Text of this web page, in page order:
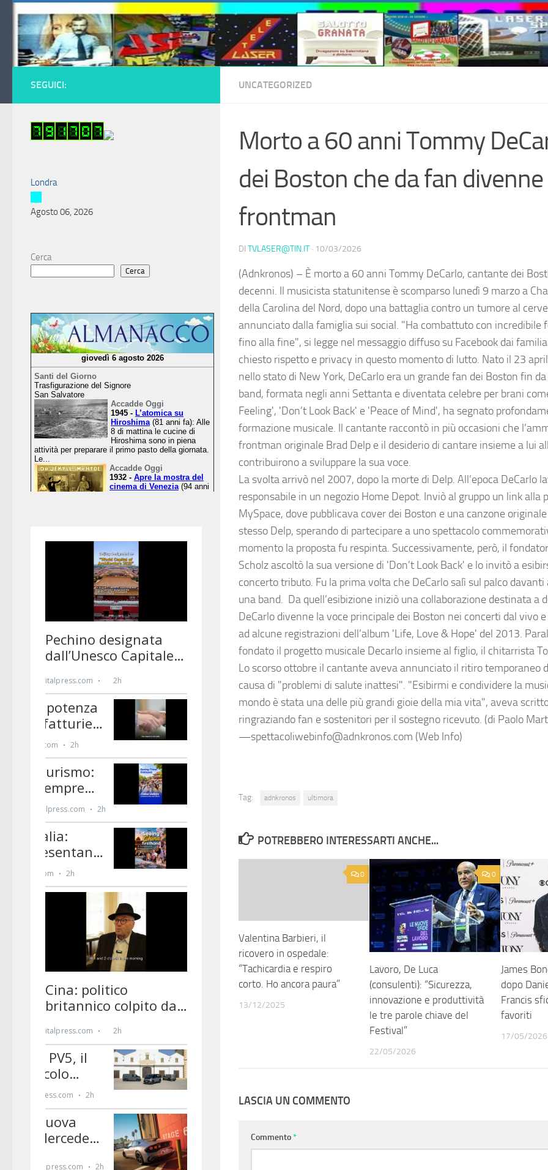
Salta al contenuto
UNCATEGORIZED
Morto a 60 anni Tommy
dei Boston che da fan divenne
frontman
DI TVLASER@TIN.IT · 10/03/2026
(Adnkronos) – È morto a 60 anni Tommy DeCarlo, cantante dei
decenni. Il musicista statunitense è scomparso lunedì 9 marzo a
della Carolina del Nord, dopo una battaglia contro un tumore al
annunciato dalla famiglia sui social. "Ha combattuto con incredibile
fino alla fine", si legge nel messaggio diffuso su Facebook dai
chiesto rispetto e privacy in questo momento di lutto. Nato il 23
nello stato di New York, DeCarlo era un grande fan dei Boston fin
band, formata negli anni Settanta e diventata celebre per brani
Feeling', 'Don’t Look Back' e 'Peace of Mind', ha segnato
formazione musicale. Il cantante raccontò in più occasioni che
frontman originale Brad Delp e il desiderio di cantare insieme a lui
contribuirono a sviluppare la sua voce.
La svolta arrivò nel 2007, dopo la morte di Delp. All’epoca DeCarlo
responsabile in un negozio Home Depot. Inviò al gruppo un link alla
MySpace, dove pubblicava cover dei Boston e una canzone
stesso Delp, sperando di partecipare a uno spettacolo
momento la proposta fu respinta. Successivamente, però, il
Scholz ascoltò la sua versione di 'Don’t Look Back' e lo invitò a
concerto tributo. Fu la prima volta che DeCarlo salì sul palco davanti
una band. Da quell’esibizione iniziò una collaborazione destinata a
DeCarlo divenne la voce principale dei Boston nei concerti dal vivo
ad alcune registrazioni dell’album 'Life, Love & Hope' del 2013.
fondato il progetto musicale Decarlo insieme al figlio, il chitarrista
Lo scorso ottobre il cantante aveva annunciato il ritiro temporaneo
causa di "problemi di salute inattesi". "Esibirmi e condividere la
mondo è stata una delle più grandi gioie della mia vita", aveva
ringraziando fan e sostenitori per il sostegno ricevuto. (di Paolo
—spettacoliwebinfo@adnkronos.com (Web Info)
Tag: adnkronos ultimora
POTREBBERO INTERESSARTI ANCHE...
0
Valentina Barbieri, il
ricovero in ospedale:
“Tachicardia e respiro
corto. Ho ancora paura”
13/12/2025
0
Lavoro, De Luca
(consulenti): “Sicurezza,
innovazione e produttività
le tre parole chiave del
Festival”
22/05/2026
James
dopo
Francis
favoriti
17/05/2026
LASCIA UN COMMENTO
Commento*
SEGUICI:
Londra
Agosto 06, 2026
Cerca
Cerca